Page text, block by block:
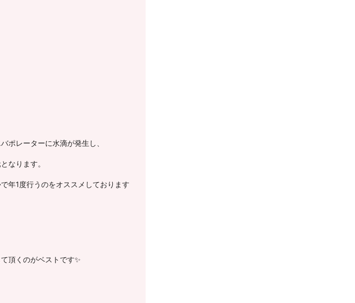
ポレーターに水滴が発生し、
なります。
年1度行うのをオススメしております
頂くのがベストです✨